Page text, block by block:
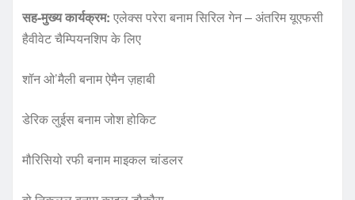
सह-मुख्य कार्यक्रम: एलेक्स परेरा बनाम सिरिल गेन – अंतरिम यूएफसी
हैवीवेट चैम्पियनशिप के लिए
शॉन ओ’मैली बनाम ऐमैन ज़हाबी
डेरिक लुईस बनाम जोश होकिट
मौरिसियो रफी बनाम माइकल चांडलर